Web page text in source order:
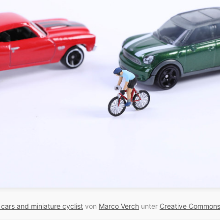
and miniature cyclist von Marco Verch unter Creative